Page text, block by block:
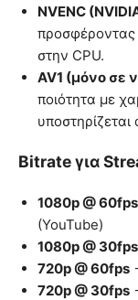
NVENC
προσφέροντας
στην CPU.
AV1 (μόνο σε
ποιότητα με
Bitrate για
1080p @ 60fps
(YouTube)
1080p @ 30fps
720p @ 60fps
720p @ 30fps